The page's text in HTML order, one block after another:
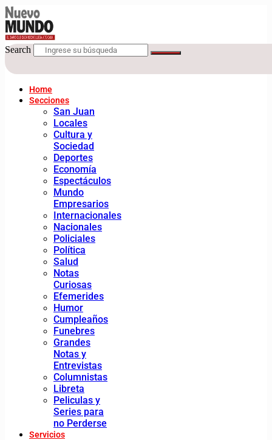
Search
Home
Secciones
San Juan
Locales
Cultura y
Sociedad
Deportes
Economía
Espectáculos
Mundo
Empresarios
Internacionales
Nacionales
Policiales
Política
Salud
Notas
Curiosas
Efemerides
Humor
Cumpleaños
Funebres
Grandes
Notas y
Entrevistas
Columnistas
Libreta
Peliculas y
Series para
no Perderse
Servicios